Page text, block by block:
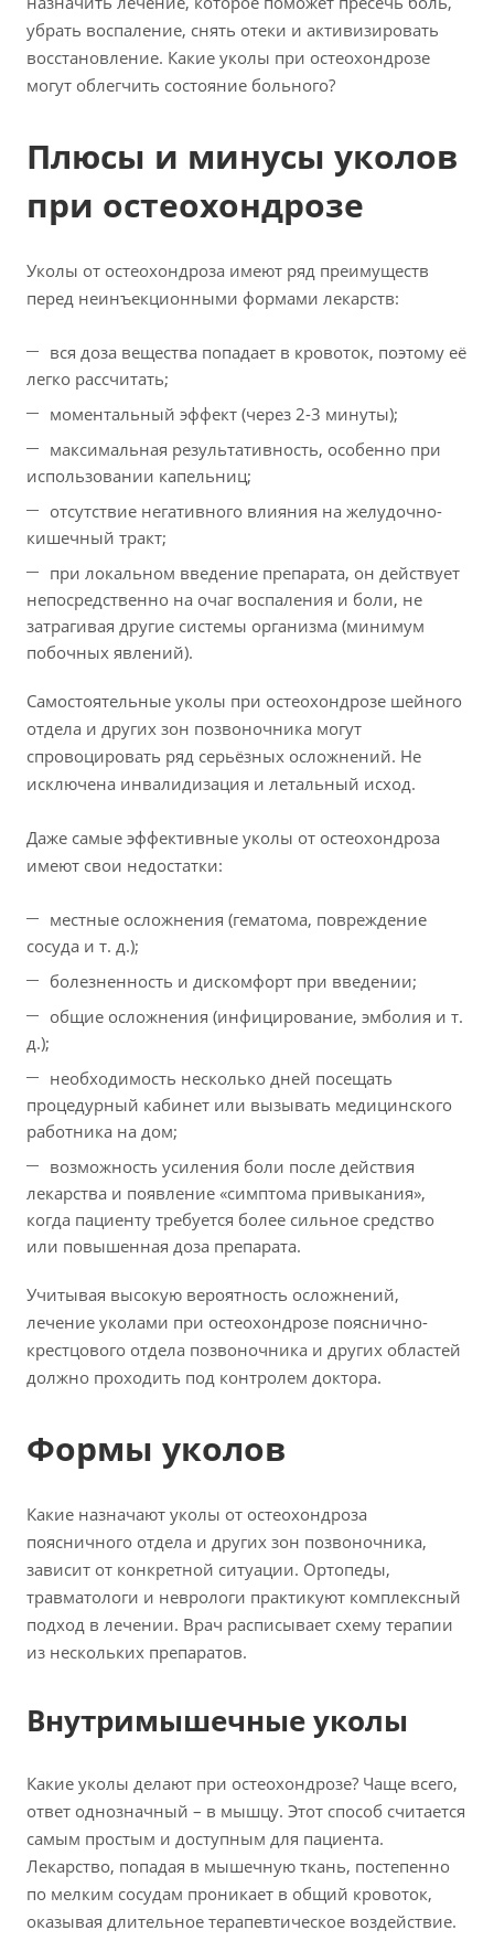
убрать воспаление, снять отеки и активизировать
восстановление. Какие уколы при остеохондрозе
могут облегчить состояние больного?
Плюсы и минусы уколов
при остеохондрозе
Уколы от остеохондроза имеют ряд преимуществ
перед неинъекционными формами лекарств:
вся доза вещества попадает в кровоток, поэтому её
легко рассчитать;
моментальный эффект (через 2-3 минуты);
максимальная результативность, особенно при
использовании капельниц;
отсутствие негативного влияния на желудочно-
кишечный тракт;
при локальном введение препарата, он действует
непосредственно на очаг воспаления и боли, не
затрагивая другие системы организма (минимум
побочных явлений).
Самостоятельные уколы при остеохондрозе шейного
отдела и других зон позвоночника могут
спровоцировать ряд серьёзных осложнений. Не
исключена инвалидизация и летальный исход.
Даже самые эффективные уколы от остеохондроза
имеют свои недостатки:
местные осложнения (гематома, повреждение
сосуда и т. д.);
болезненность и дискомфорт при введении;
общие осложнения (инфицирование, эмболия и т.
д.);
необходимость несколько дней посещать
процедурный кабинет или вызывать медицинского
работника на дом;
возможность усиления боли после действия
лекарства и появление «симптома привыкания»,
когда пациенту требуется более сильное средство
или повышенная доза препарата.
Учитывая высокую вероятность осложнений,
лечение уколами при остеохондрозе пояснично-
крестцового отдела позвоночника и других областей
должно проходить под контролем доктора.
Формы уколов
Какие назначают уколы от остеохондроза
поясничного отдела и других зон позвоночника,
зависит от конкретной ситуации. Ортопеды,
травматологи и неврологи практикуют комплексный
подход в лечении. Врач расписывает схему терапии
из нескольких препаратов.
Внутримышечные уколы
Какие уколы делают при остеохондрозе? Чаще всего,
ответ однозначный – в мышцу. Этот способ считается
самым простым и доступным для пациента.
Лекарство, попадая в мышечную ткань, постепенно
по мелким сосудам проникает в общий кровоток,
оказывая длительное терапевтическое воздействие.